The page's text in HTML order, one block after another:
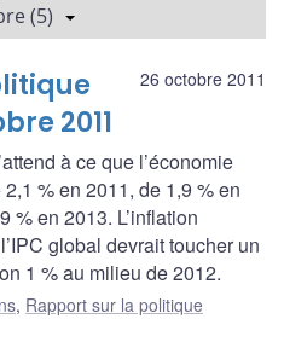
(5)
26 octobre 2011
2011
à ce que l’économie
% en 2011, de 1,9 % en
% en 2013. L’inflation
global devrait toucher un
1 % au milieu de 2012.
, Rapport sur la politique